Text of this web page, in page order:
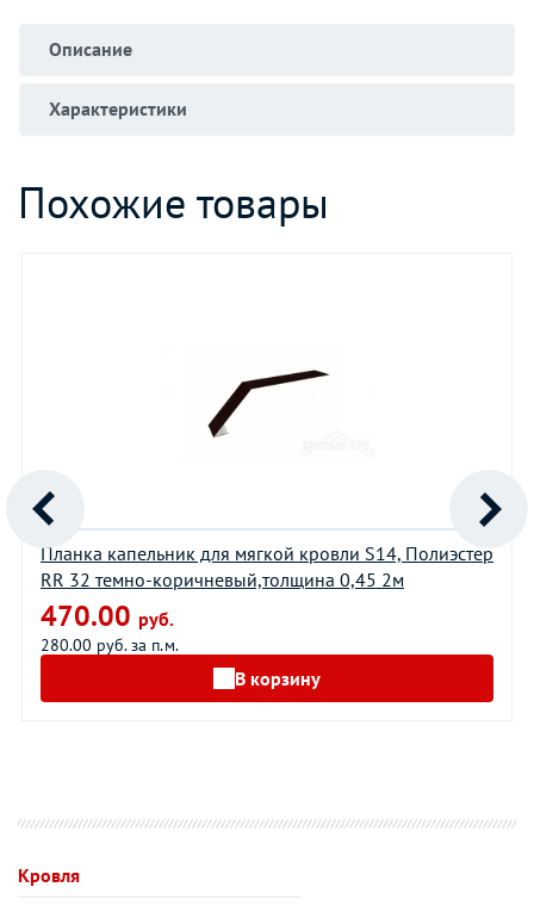
Описание
Характеристики
Похожие товары
Планка капельник для мягкой кровли S14, Полиэстер
RR 32 темно-коричневый,толщина 0,45 2м
470.00 руб.
280.00 руб. за п.м.
В корзину
Кровля